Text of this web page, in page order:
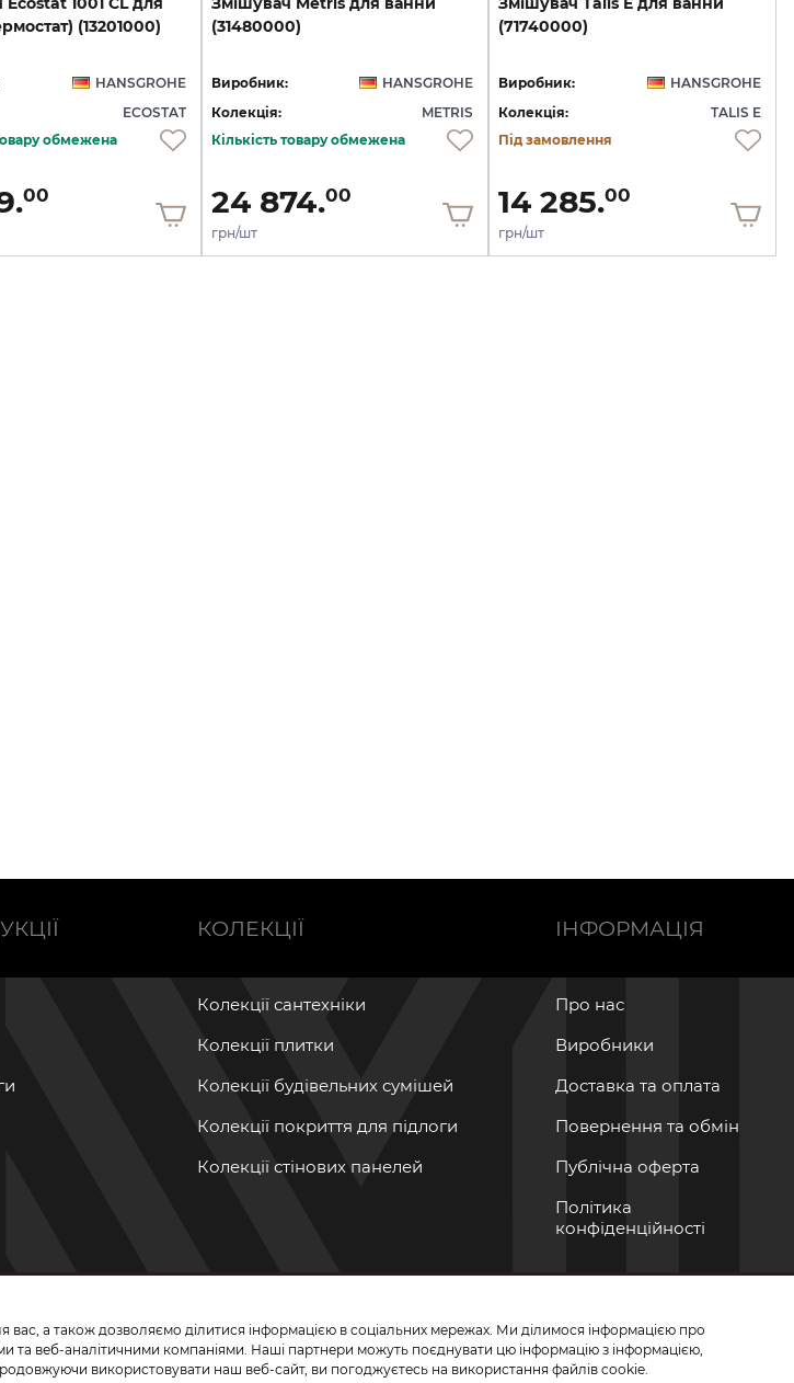
(13201000)
HANSGROHE
ECOSTAT
обмежена
00
(31480000)
Виробник:
HANSGROHE
Колекція:
METRIS
Кількість товару обмежена
24 874.00
грн/шт
(71740000)
Виробник:
HANSGROHE
Колекція:
TALIS E
Під замовлення
14 285.00
грн/шт
КОЛЕКЦІЇ
Колекції сантехніки
Колекції плитки
Колекції будівельних сумішей
Колекції покриття для підлоги
Колекції стінових панелей
ІНФОРМАЦІЯ
Про нас
Виробники
Доставка та оплата
Повернення та обмін
Публічна оферта
Політика
конфіденційності
ПРИЄДНУЙТЕСЬ ДО НАС У СОЦМЕРЕЖАХ
а також дозволяємо ділитися інформацією в соціальних мережах. Ми ділимося інформацією про
та веб-аналітичними компаніями. Наші партнери можуть поєднувати цю інформацію з інформацією,
використовувати наш веб-сайт, ви погоджуєтесь на використання файлів cookie.